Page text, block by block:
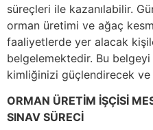
süreçleri ile kazanılabilir.
orman üretimi ve ağaç
faaliyetlerde yer alacak
belgelemektedir. Bu
kimliğinizi güçlendirecek ve
ORMAN ÜRETİM İŞÇİSİ
SINAV SÜRECİ